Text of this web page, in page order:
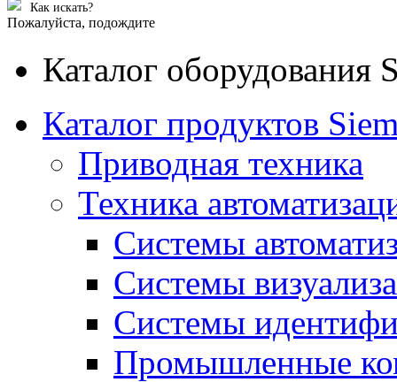
Как искать?
Пожалуйста, подождите
Каталог оборудования
Каталог продуктов
Приводная техника
Техника
Системы
Системы
Системы
Промышленные